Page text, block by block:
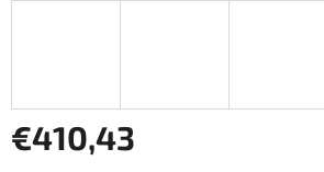
€410,43